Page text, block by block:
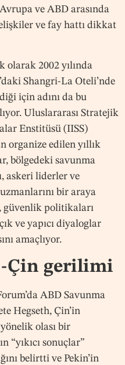
Avrupa ve ABD arasında
ve fay hattı dikkat
olarak 2002 yılında
Shangri-La Oteli’nde
için adını da bu
Uluslararası Stratejik
Enstitüsü (IISS)
organize edilen yıllık
bölgedeki savunma
askeri liderler ve
bir araya
güvenlik politikaları
ve yapıcı diyaloglar
amaçlıyor.
Çin gerilimi
ABD Savunma
Hegseth, Çin’in
yönelik olası bir
“yıkıcı sonuçlar”
belirtti ve Pekin’in